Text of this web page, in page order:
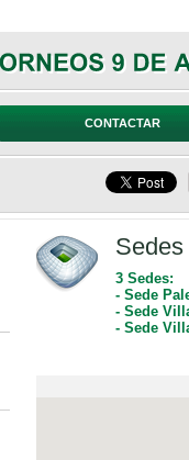
CONTACTAR
3 Sedes:
- Sede
- Sede
- Sede